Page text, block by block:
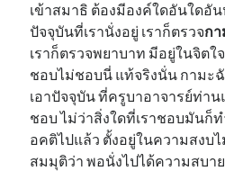
เข้าสมาธิ ต้องมีองค์ใดอันใดอั
ปัจจุบันที่เรานั่งอยู่ เราก็ตรวจก
เราก็ตรวจพยาบาท มีอยู่ในจิตใ
ชอบไม่ชอบนี่ แท้จริงนั่น กามะ
เอาปัจจุบัน ที่ครูบาอาจารย์ท่า
ชอบ ไม่ว่าสิ่งใดที่เราชอบมันก็
อคติไปแล้ว ตั้งอยู่ในความสงบ
สมมุติว่า พอนั่งไปได้ความสบา